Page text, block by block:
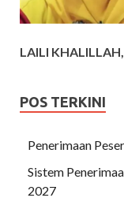
LAILI
POS TERKINI
Penerimaan
Sistem
2027